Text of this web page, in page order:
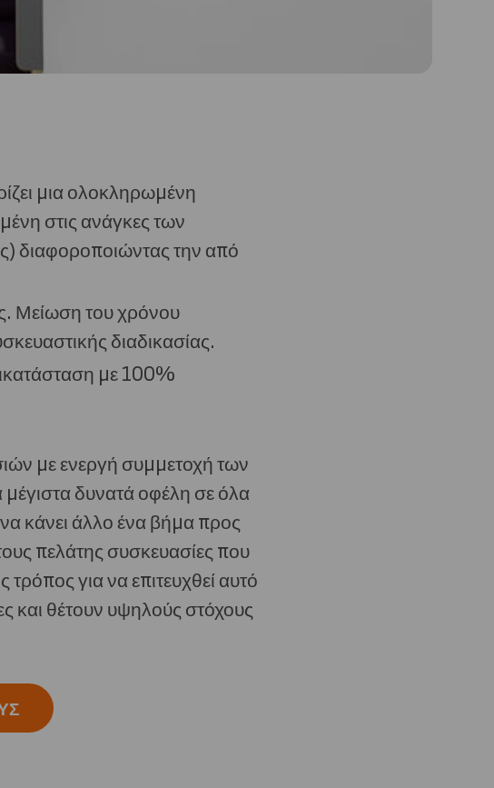
μια ολοκληρωμένη
στις ανάγκες των
διαφοροποιώντας την από
Μείωση του χρόνου
διαδικασίας.
με 100%
με ενεργή συμμετοχή των
μέγιστα δυνατά οφέλη σε όλα
κάνει άλλο ένα βήμα προς
πελάτης συσκευασίες που
για να επιτευχθεί αυτό
και θέτουν υψηλούς στόχους